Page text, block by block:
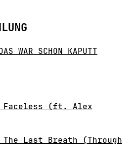
SCHON KAPUTT
Faceless (ft. Alex
Last Breath (Through